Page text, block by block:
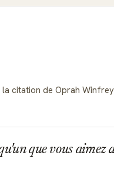
citation de Oprah
que vous aimez